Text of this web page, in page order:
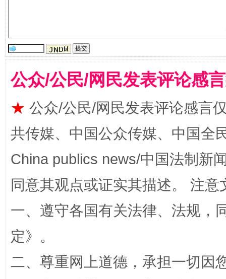
全民健身五年计划来了！等你上场
公众/公民/网民发表评论感
★ 公众/公民/网民发表评论感言
共传媒、中国公众传媒、中国全
China publics news/中国法制新
同意其观点或证实其描述。 注
一、遵守各国有关法律、法规，
定》。
二、尊重网上道德，承担一切因